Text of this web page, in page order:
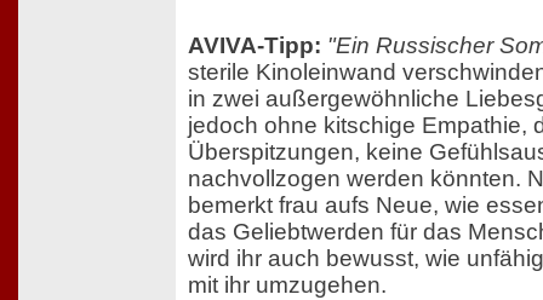
AVIVA-Tipp: "Ein Russischer
sterile Kinoleinwand
in zwei außergewöhnliche
jedoch ohne kitschige Empathie,
Überspitzungen, keine
nachvollzogen werden könnten.
bemerkt frau aufs Neue, wie
das Geliebtwerden für das
wird ihr auch bewusst, wie
mit ihr umzugehen.